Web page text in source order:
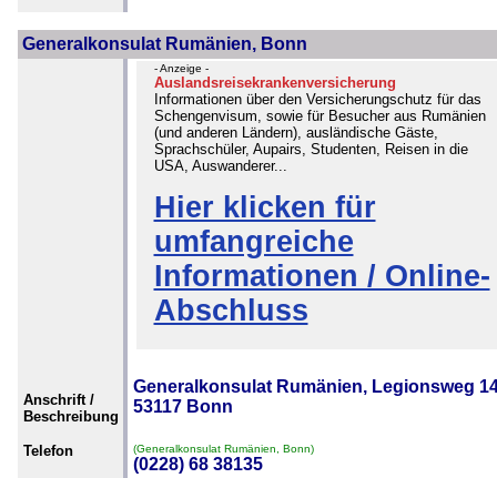
Generalkonsulat Rumänien, Bonn
- Anzeige -
Auslandsreisekrankenversicherung
Informationen über den Versicherungschutz für das
Schengenvisum, sowie für Besucher aus Rumänien
(und anderen Ländern), ausländische Gäste,
Sprachschüler, Aupairs, Studenten, Reisen in die
USA, Auswanderer...
Hier klicken für
umfangreiche
Informationen / Online-
Abschluss
Anschrift /
Beschreibung
Generalkonsulat Rumänien, Legionsweg
53117 Bonn
Telefon (Generalkonsulat Rumänien, Bonn)
(0228) 68 38135